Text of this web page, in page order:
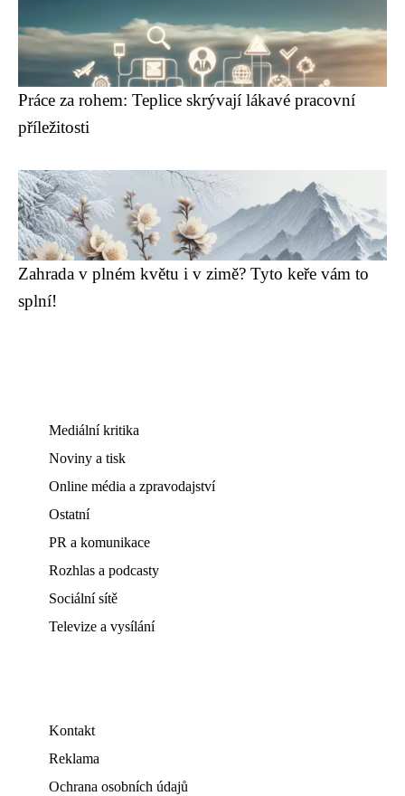
Práce za rohem: Teplice skrývají lákavé pracovní
příležitosti
Zahrada v plném květu i v zimě? Tyto keře vám to
splní!
Mediální kritika
Noviny a tisk
Online média a zpravodajství
Ostatní
PR a komunikace
Rozhlas a podcasty
Sociální sítě
Televize a vysílání
Kontakt
Reklama
Ochrana osobních údajů